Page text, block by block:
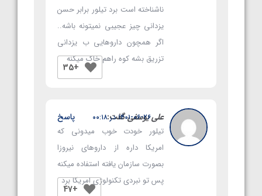
ناشناخته است برد تیلور برابر حسن
یزدانی چیز عجیبی نمیتونه باشه..
اگر همچون داروهایی ب یزدانی
تزریق بشه کوه راهم خاک میکنه
+35
علی یوسفیگفت:۱۴۰۱-۰۶-۲۶ در ۰۰:۱۸
تیلور خودت خوب میدونی که
امریکا داره از داروهای نیروزا
بصورت سازمان یافته استفاده میکنه
پس تو نبردی تکنولوژی امریکا برد
+47
پاسخ